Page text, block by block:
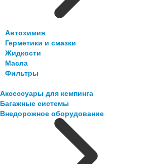
Автохимия
Герметики и смазки
Жидкости
Масла
Фильтры
Аксессуары для кемпинга
Багажные системы
Внедорожное оборудование